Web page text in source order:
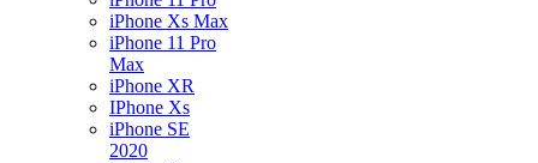
iPhone Xs Max
iPhone 11 Pro
Max
iPhone XR
IPhone Xs
iPhone SE
2020